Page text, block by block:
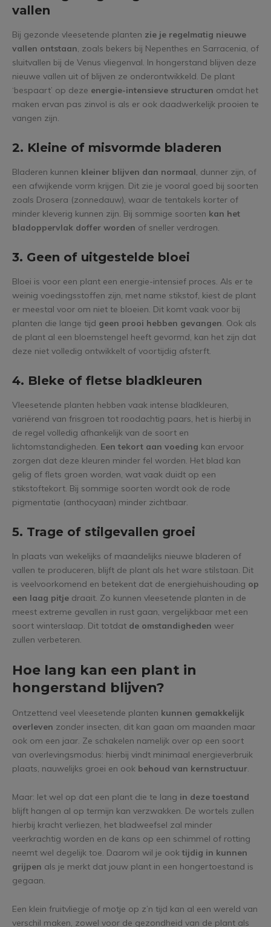
vallen
Bij gezonde vleesetende planten zie je regelmatig nieuwe
vallen ontstaan, zoals bekers bij Nepenthes en Sarracenia, of
sluitvallen bij de Venus vliegenval. In hongerstand blijven deze
nieuwe vallen uit of blijven ze onderontwikkeld. De plant
‘bespaart’ op deze energie-intensieve structuren omdat het
maken ervan pas zinvol is als er ook daadwerkelijk prooien te
vangen zijn.
2. Kleine of misvormde bladeren
Bladeren kunnen kleiner blijven dan normaal, dunner zijn, of
een afwijkende vorm krijgen. Dit zie je vooral goed bij soorten
zoals Drosera (zonnedauw), waar de tentakels korter of
minder kleverig kunnen zijn. Bij sommige soorten kan het
bladoppervlak doffer worden of sneller verdrogen.
3. Geen of uitgestelde bloei
Bloei is voor een plant een energie-intensief proces. Als er te
weinig voedingsstoffen zijn, met name stikstof, kiest de plant
er meestal voor om niet te bloeien. Dit komt vaak voor bij
planten die lange tijd geen prooi hebben gevangen. Ook als
de plant al een bloemstengel heeft gevormd, kan het zijn dat
deze niet volledig ontwikkelt of voortijdig afsterft.
4. Bleke of fletse bladkleuren
Vleesetende planten hebben vaak intense bladkleuren,
variërend van frisgroen tot roodachtig paars, het is hierbij in
de regel volledig afhankelijk van de soort en
lichtomstandigheden. Een tekort aan voeding kan ervoor
zorgen dat deze kleuren minder fel worden. Het blad kan
gelig of flets groen worden, wat vaak duidt op een
stikstoftekort. Bij sommige soorten wordt ook de rode
pigmentatie (anthocyaan) minder zichtbaar.
5. Trage of stilgevallen groei
In plaats van wekelijks of maandelijks nieuwe bladeren of
vallen te produceren, blijft de plant als het ware stilstaan. Dit
is veelvoorkomend en betekent dat de energiehuishouding op
een laag pitje draait. Zo kunnen vleesetende planten in de
meest extreme gevallen in rust gaan, vergelijkbaar met een
soort winterslaap. Dit totdat de omstandigheden weer
zullen verbeteren.
Hoe lang kan een plant in
hongerstand blijven?
Ontzettend veel vleesetende planten kunnen gemakkelijk
overleven zonder insecten, dit kan gaan om maanden maar
ook om een jaar. Ze schakelen namelijk over op een soort
van overlevingsmodus: hierbij vindt minimaal energieverbruik
plaats, nauwelijks groei en ook behoud van kernstructuur.
Maar: let wel op dat een plant die te lang in deze toestand
blijft hangen al op termijn kan verzwakken. De wortels zullen
hierbij kracht verliezen, het bladweefsel zal minder
veerkrachtig worden en de kans op een schimmel of rotting
neemt wel degelijk toe. Daarom wil je ook tijdig in kunnen
grijpen als je merkt dat jouw plant in een hongertoestand is
gegaan.
Een klein fruitvliegje of motje op z’n tijd kan al een wereld van
verschil maken, zowel voor de gezondheid van de plant als